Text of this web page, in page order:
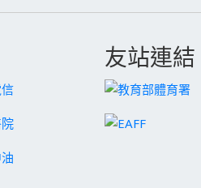
友站連結